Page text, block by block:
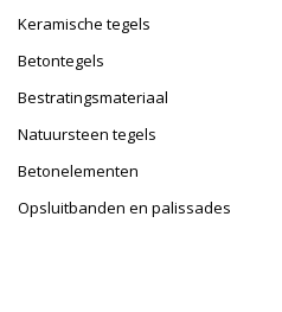
Keramische tegels
Betontegels
Bestratingsmateriaal
Natuursteen tegels
Betonelementen
Opsluitbanden en palissades